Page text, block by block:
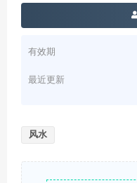
有效期
最近更新
风水